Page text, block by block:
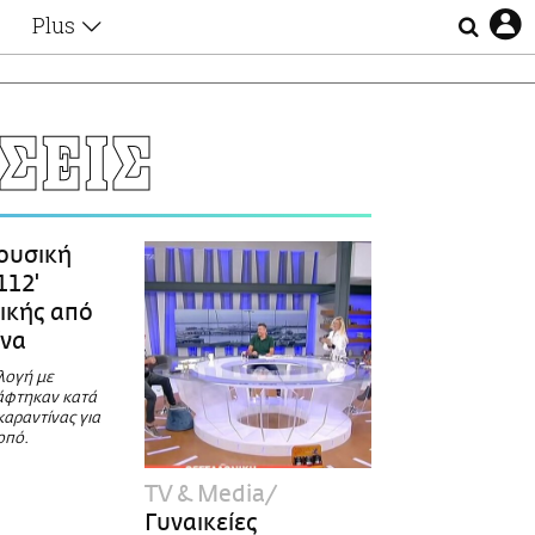
Plus
Αφιερώματα
Ζώδια
Οι Αθηναίοι
Απώλειες
Lgbtqi+
από
με
κατά
για
TV & Media
Γυναικείες